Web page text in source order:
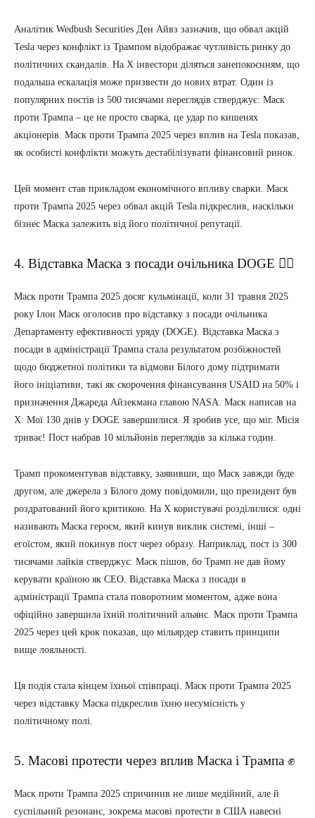
Аналітик Wedbush Securities Ден Айвз зазначив, що обвал акцій
Tesla через конфлікт із Трампом відображає чутливість ринку до
політичних скандалів. На X інвестори діляться занепокоєнням, що
подальша ескалація може призвести до нових втрат. Один із
популярних постів із 500 тисячами переглядів стверджує: Маск
проти Трампа – це не просто сварка, це удар по кишенях
акціонерів. Маск проти Трампа 2025 через вплив на Tesla показав,
як особисті конфлікти можуть дестабілізувати фінансовий ринок.
Цей момент став прикладом економічного впливу сварки. Маск
проти Трампа 2025 через обвал акцій Tesla підкреслив, наскільки
бізнес Маска залежить від його політичної репутації.
4. Відставка Маска з посади очільника DOGE 🚶‍♂️
Маск проти Трампа 2025 досяг кульмінації, коли 31 травня 2025
року Ілон Маск оголосив про відставку з посади очільника
Департаменту ефективності уряду (DOGE). Відставка Маска з
посади в адміністрації Трампа стала результатом розбіжностей
щодо бюджетної політики та відмови Білого дому підтримати
його ініціативи, такі як скорочення фінансування USAID на 50% і
призначення Джареда Айзекмана главою NASA. Маск написав на
X: Мої 130 днів у DOGE завершилися. Я зробив усе, що міг. Місія
триває! Пост набрав 10 мільйонів переглядів за кілька годин.
Трамп прокоментував відставку, заявивши, що Маск завжди буде
другом, але джерела з Білого дому повідомили, що президент був
роздратований його критикою. На X користувачі розділилися: одні
називають Маска героєм, який кинув виклик системі, інші –
егоїстом, який покинув пост через образу. Наприклад, пост із 300
тисячами лайків стверджує: Маск пішов, бо Трамп не дав йому
керувати країною як CEO. Відставка Маска з посади в
адміністрації Трампа стала поворотним моментом, адже вона
офіційно завершила їхній політичний альянс. Маск проти Трампа
2025 через цей крок показав, що мільярдер ставить принципи
вище лояльності.
Ця подія стала кінцем їхньої співпраці. Маск проти Трампа 2025
через відставку Маска підкреслив їхню несумісність у
політичному полі.
5. Масові протести через вплив Маска і Трампа ✊
Маск проти Трампа 2025 спричинив не лише медійний, але й
суспільний резонанс, зокрема масові протести в США навесні